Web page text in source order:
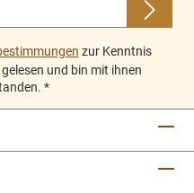
zur Kenntnis
gelesen und bin mit ihnen
*